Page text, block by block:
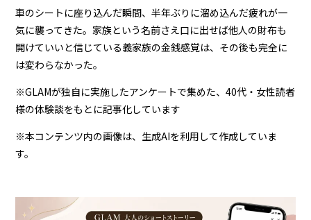
車のシートに座り込んだ瞬間、半年ぶりに溜め込んだ疲れが一
気に襲ってきた。家族という名前さえ口に出せば他人の財布も
開けていいと信じている義家族の金銭感覚は、その後も完全に
は変わらなかった。
※GLAMが独自に実施したアンケートで集めた、40代・女性読者
様の体験談をもとに記事化しています
※本コンテンツ内の画像は、生成AIを利用して作成していま
す。